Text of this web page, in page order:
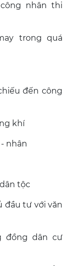
nhân thi
trong quá
đến công
khí
nhân
tộc
đầu tư với văn
đồng dân cư